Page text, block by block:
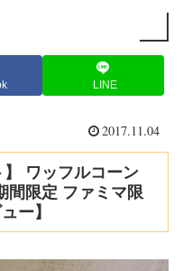
LINE
2017.11.04
ワッフルコーン
間限定 ファミマ限
ー】